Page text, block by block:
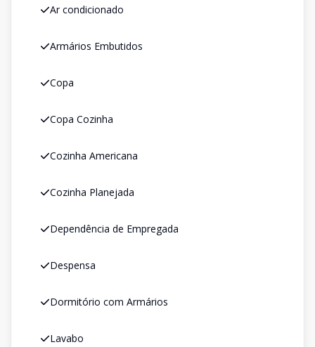
Ar condicionado
Armários Embutidos
Copa
Copa Cozinha
Cozinha Americana
Cozinha Planejada
Dependência de Empregada
Despensa
Dormitório com Armários
Lavabo